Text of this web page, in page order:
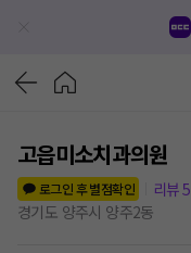
고읍미소치과의원
로그인 후 별점확인
리뷰5
경기도 양주시 양주2동